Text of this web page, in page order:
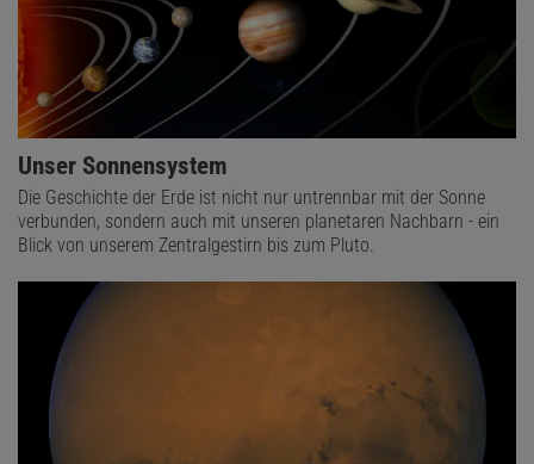
Unser Sonnensystem
Die Geschichte der Erde ist nicht nur untrennbar mit der Sonne
verbunden, sondern auch mit unseren planetaren Nachbarn - ein
Blick von unserem Zentralgestirn bis zum Pluto.